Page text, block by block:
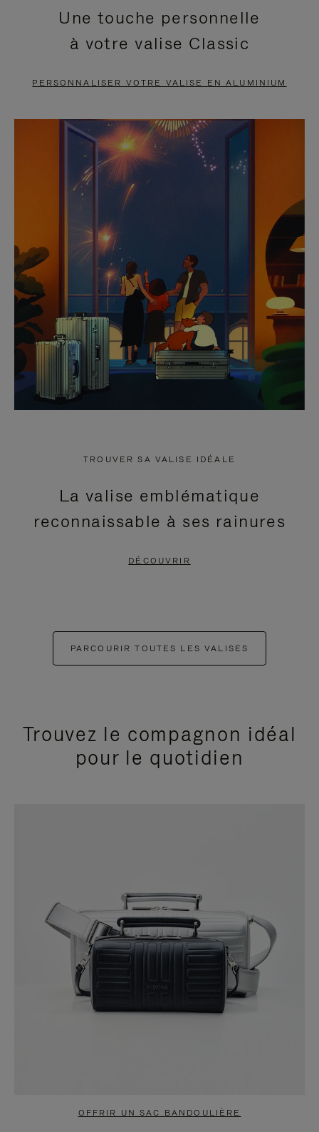
EN
PAUSE,
APPUYEZ
POUR
METTRE
PAUSE
VIDÉO
EST
DÉSACTIVÉ.
CLIQUER
POUR
RÉACTIVER
LE
SON
Une touche personnelle
à votre valise Classic
PERSONNALISER VOTRE VALISE EN ALUMINIUM
TROUVER SA VALISE IDÉALE
La valise emblématique
reconnaissable à ses rainures
DÉCOUVRIR
PARCOURIR TOUTES LES VALISES
Trouvez le compagnon idéal
pour le quotidien
OFFRIR UN SAC BANDOULIÈRE